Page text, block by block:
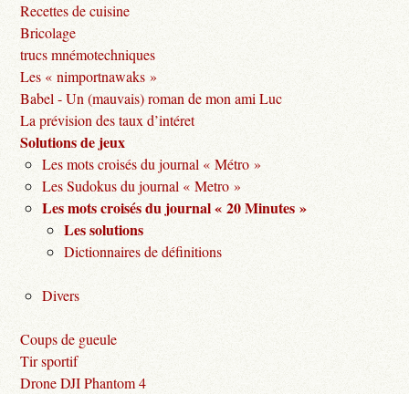
Recettes de cuisine
Bricolage
trucs mnémotechniques
Les « nimportnawaks »
Babel - Un (mauvais) roman de mon ami Luc
La prévision des taux d’intéret
Solutions de jeux
Les mots croisés du journal « Métro »
Les Sudokus du journal « Metro »
Les mots croisés du journal « 20 Minutes »
Les solutions
Dictionnaires de définitions
Divers
Coups de gueule
Tir sportif
Drone DJI Phantom 4